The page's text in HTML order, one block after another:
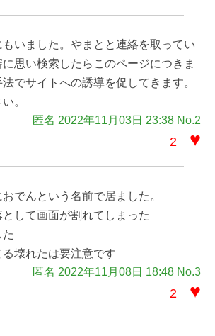
いました。やまとと連絡を取ってい
思い検索したらこのページにつきま
でサイトへの誘導を促してきます。
。
匿名 2022年11月03日 23:38 No.2
2 ♥
でんという名前で居ました。
して画面が割れてしまった
壊れたは要注意です
匿名 2022年11月08日 18:48 No.3
2 ♥